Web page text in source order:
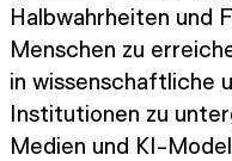
Halbwahrheiten und
Menschen zu
in wissenschaftliche
Institutionen zu
Medien und KI-